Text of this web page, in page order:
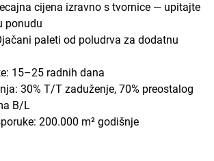
cijena izravno s tvornice — upitajte
ponudu
paleti od poludrva za dodatnu
15–25 radnih dana
30% T/T zaduženje, 70% preostalog
B/L
200.000 m² godišnje